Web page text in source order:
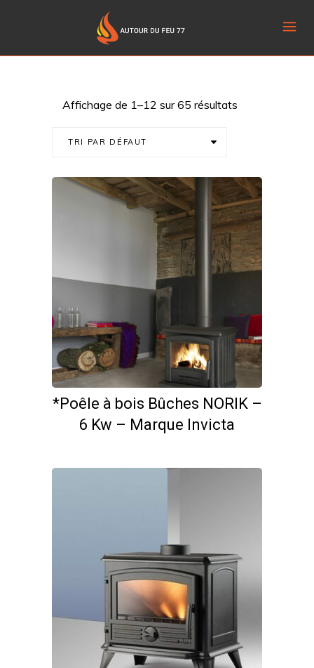
Affichage de 1–12 sur 65 résultats
TRI PAR DÉFAUT
*Poêle à bois Bûches NORIK –
6 Kw – Marque Invicta